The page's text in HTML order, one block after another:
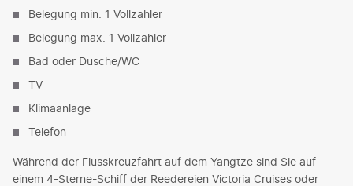
Belegung min. 1 Vollzahler
Belegung max. 1 Vollzahler
Bad oder Dusche/WC
TV
Klimaanlage
Telefon
Während der Flusskreuzfahrt auf dem Yangtze sind Sie auf
einem 4-Sterne-Schiff der Reedereien Victoria Cruises oder